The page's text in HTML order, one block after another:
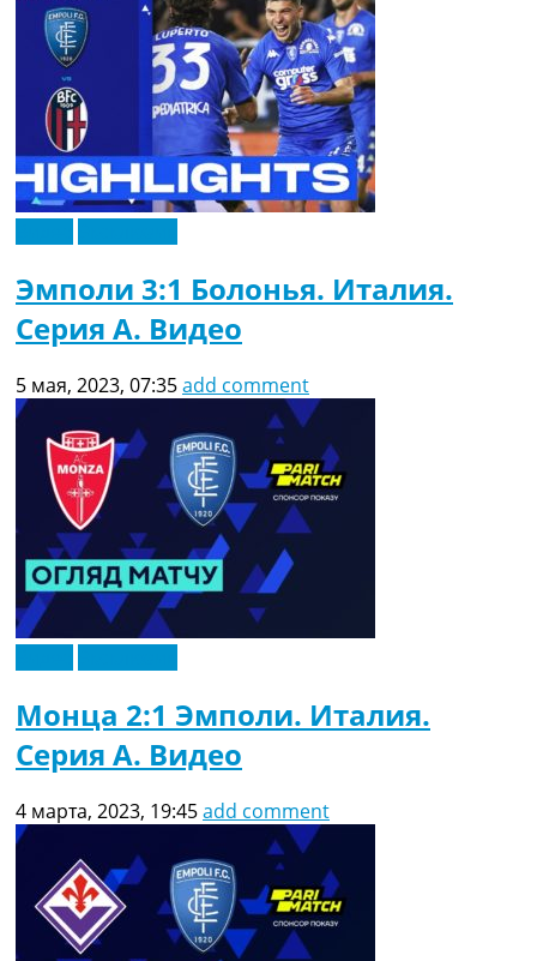
Эмполи 3:1 Болонья. Италия.
Серия A. Видео
5 мая, 2023, 07:35add comment
Монца 2:1 Эмполи. Италия.
Серия A. Видео
4 марта, 2023, 19:45add comment